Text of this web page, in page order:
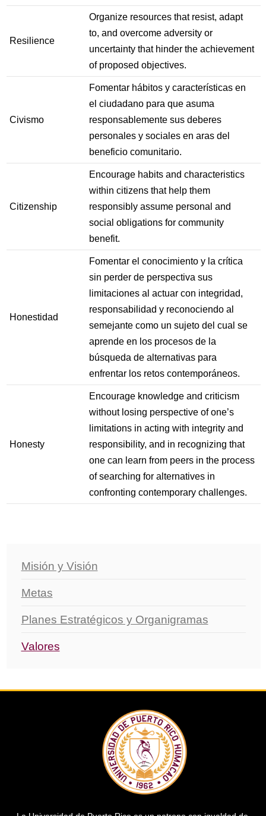
Resilience
Organize resources that resist, adapt
to, and overcome adversity or
uncertainty that hinder the achievement
of proposed objectives.
Civismo
Fomentar hábitos y características en
el ciudadano para que asuma
responsablemente sus deberes
personales y sociales en aras del
beneficio comunitario.
Citizenship
Encourage habits and characteristics
within citizens that help them
responsibly assume personal and
social obligations for community
benefit.
Honestidad
Fomentar el conocimiento y la crítica
sin perder de perspectiva sus
limitaciones al actuar con integridad,
responsabilidad y reconociendo al
semejante como un sujeto del cual se
aprende en los procesos de la
búsqueda de alternativas para
enfrentar los retos contemporáneos.
Honesty
Encourage knowledge and criticism
without losing perspective of one’s
limitations in acting with integrity and
responsibility, and in recognizing that
one can learn from peers in the process
of searching for alternatives in
confronting contemporary challenges.
Misión y Visión
Metas
Planes Estratégicos y Organigramas
Valores